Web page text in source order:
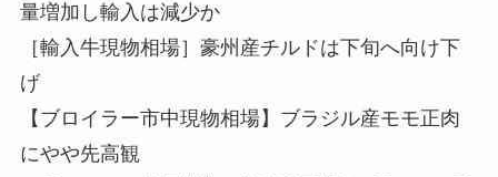
量増加し輸入は減少か
［輸入牛現物相場］豪州産チルドは下旬へ向け下
げ
【ブロイラー市中現物相場】ブラジル産モモ正肉
にやや先高観